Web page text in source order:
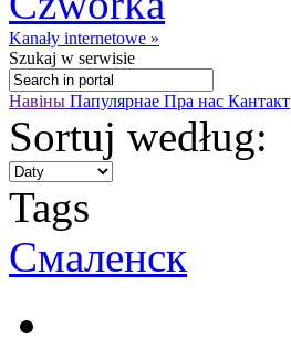
Kanały internetowe »
Szukaj w serwisie
Навіны Папулярнае Пра нас Кантакт
Sortuj według:
Tags
Смаленск